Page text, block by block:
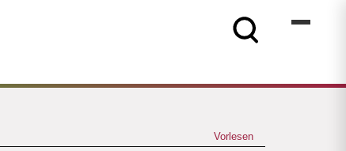
Vorlesen